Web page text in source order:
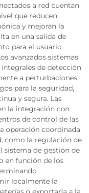
a red cuentan
que reducen
y mejoran la
en una salida de
para el usuario
avanzados sistemas
de detección
a perturbaciones
para la seguridad,
y segura. Las
la integración con
de control de las
operación coordinada
como la regulación de
sistema de gestión de
en función de los
localmente la